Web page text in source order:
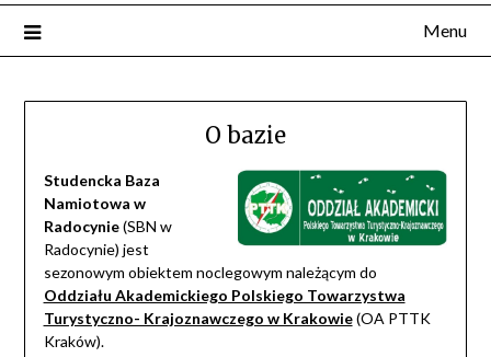
Menu
O bazie
Studencka Baza
Namiotowa w
Radocynie(SBN w
Radocynie) jest
sezonowym obiektem noclegowym należącym do
Oddziału Akademickiego Polskiego Towarzystwa
Turystyczno- Krajoznawczego w Krakowie (OA PTTK
Kraków).